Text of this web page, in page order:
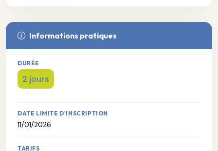
Informations pratiques
DURÉE
2 jours
DATE LIMITE D'INSCRIPTION
11/01/2026
TARIFS